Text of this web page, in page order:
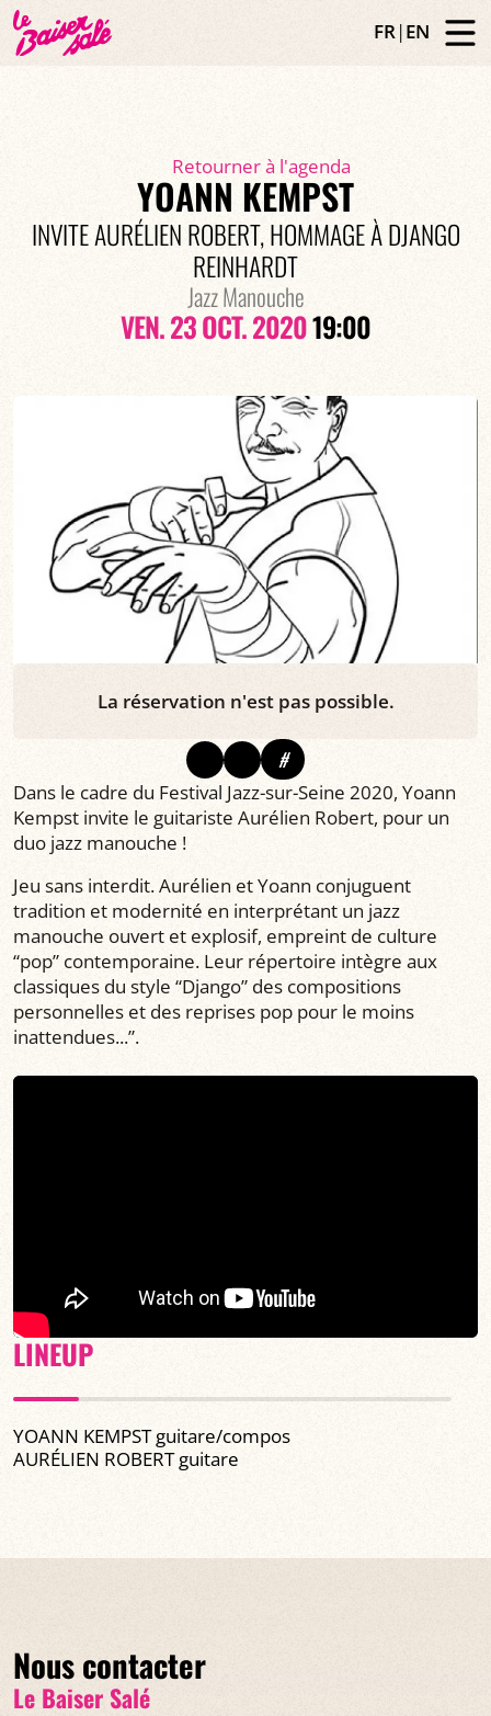
FR|EN
Retourner à l'agenda
YOANN KEMPST
INVITE AURÉLIEN ROBERT, HOMMAGE À DJANGO
REINHARDT
Jazz Manouche
VEN. 23 OCT. 202019:00
La réservation n'est pas possible.
#
Dans le cadre du Festival Jazz-sur-Seine 2020, Yoann
Kempst invite le guitariste Aurélien Robert, pour un
duo jazz manouche !
Jeu sans interdit. Aurélien et Yoann conjuguent
tradition et modernité en interprétant un jazz
manouche ouvert et explosif, empreint de culture
“pop” contemporaine. Leur répertoire intègre aux
classiques du style “Django” des compositions
personnelles et des reprises pop pour le moins
inattendues...”.
LINEUP
YOANN KEMPST guitare/compos
AURÉLIEN ROBERT guitare
Nous contacter
Le Baiser Salé